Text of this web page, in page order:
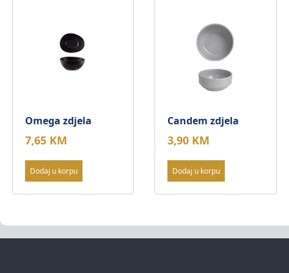
Omega zdjela
7,65 KM
Dodaj u korpu
Candem zdjela
3,90 KM
Dodaj u korpu